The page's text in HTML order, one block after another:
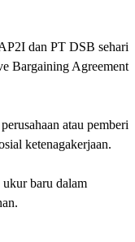
dan PT DSB sehari
Bargaining Agreement
atau pemberi
ketenagakerjaan.
baru dalam